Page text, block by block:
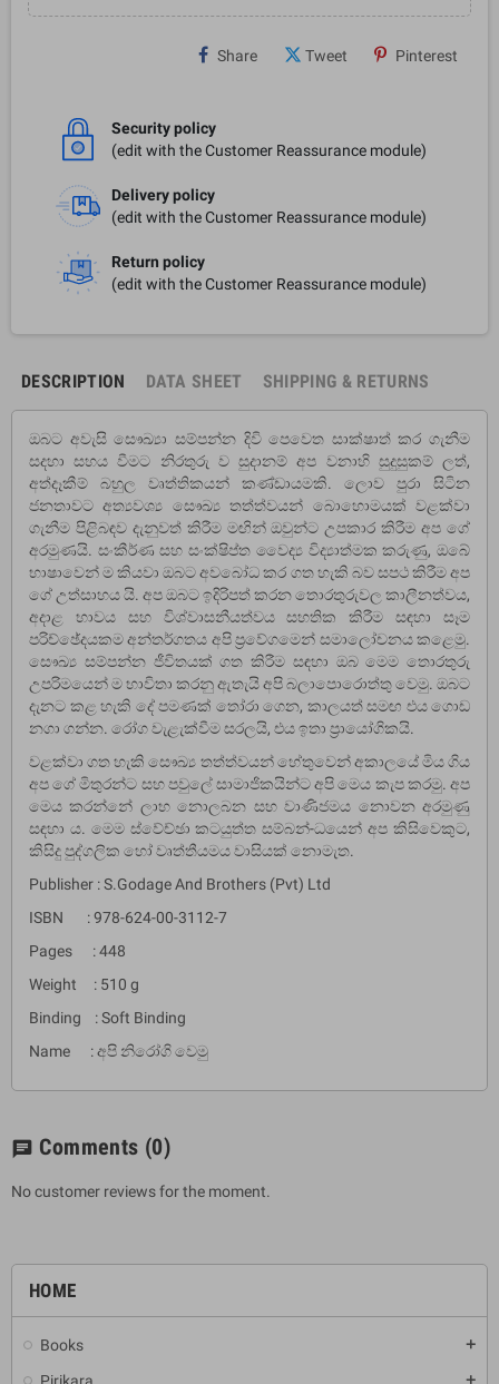
HOME
Books add
add
Share Tweet Pinterest
Security policy
(edit with the Customer Reassurance module)
Delivery policy
(edit with the Customer Reassurance module)
Return policy
(edit with the Customer Reassurance module)
DESCRIPTION DATA SHEET SHIPPING & RETURNS
ඔබට අවැසි සෞඛ්‍යා සම්පන්න දිවි පෙවෙත සාක්ෂාත් කර ගැනීම
සදහා සහය වීමට නිරතුරු ව සුදානම් අප වනාහි සුදුසුකම් ලත්,
අත්දෑකීම් බහුල වෘත්තිකයන් කණ්ඩායමකි. ලොව පුරා සිටින
ජනතාවට අත්‍යවශ්‍ය සෞඛ්‍ය තත්ත්වයන් බොහොමයක් වළක්වා
ගැනීම පිළිබඳව දැනුවත් කිරීම මඟින් ඔවුන්ට උපකාර කිරීම අප ගේ
අරමුණයි. සංකීර්ණ සහ සංක්ෂිප්ත වෛද්‍ය විද්‍යාත්මක කරුණු, ඔබේ
භාෂාවෙන් ම කියවා ඔබට අවබෝධ කර ගත හැකි බව සපථ කිරීම අප
ගේ උත්සාහය යි. අප ඔබට ඉදිරිපත් කරන තොරතුරුවල කාලීනත්වය,
අදාළ භාවය සහ විශ්වාසනීයත්වය සහතික කිරීම සඳහා සෑම
පරිච්ඡේදයකම අන්තර්ගතය අපි ප්‍රවේගමෙන් සමාලෝචනය කළෙමු.
සෞඛ්‍ය සම්පන්න ජීවිතයක් ගත කිරීම සඳහා ඔබ මෙම තොරතුරු
උපරිමයෙන් ම භාවිතා කරනු ඇතැයි අපි බලාපොරොත්තු වෙමු. ඔබට
දැනට කළ හැකි දේ පමණක් තෝරා ගෙන, කාලයත් සමඟ එය ගොඩ
නගා ගන්න. රෝග වැළැක්වීම සරලයි, එය ඉතා ප්‍රායෝගිකයි.
වළක්වා ගත හැකි සෞඛ්‍ය තත්ත්වයන් හේතුවෙන් අකාලයේ මිය ගිය
අප ගේ මිතුරන්ට සහ පවුලේ සාමාජිකයින්ට අපි මෙය කැප කරමු. අප
මෙය කරන්නේ ලාභ නොලබන සහ වාණිජමය නොවන අරමුණු
සඳහා ය. මෙම ස්වේච්ඡා කටයුත්ත සම්බන්-ධයෙන් අප කිසිවෙකුට,
කිසිදු පුද්ගලික හෝ වෘත්තීයමය වාසියක් නොමැත.
Publisher : S.Godage And Brothers (Pvt) Ltd
ISBN : 978-624-00-3112-7
Pages : 448
Weight : 510 g
Binding : Soft Binding
Name : අපි නිරෝගි වෙමු
chat Comments (0)
No customer reviews for the moment.